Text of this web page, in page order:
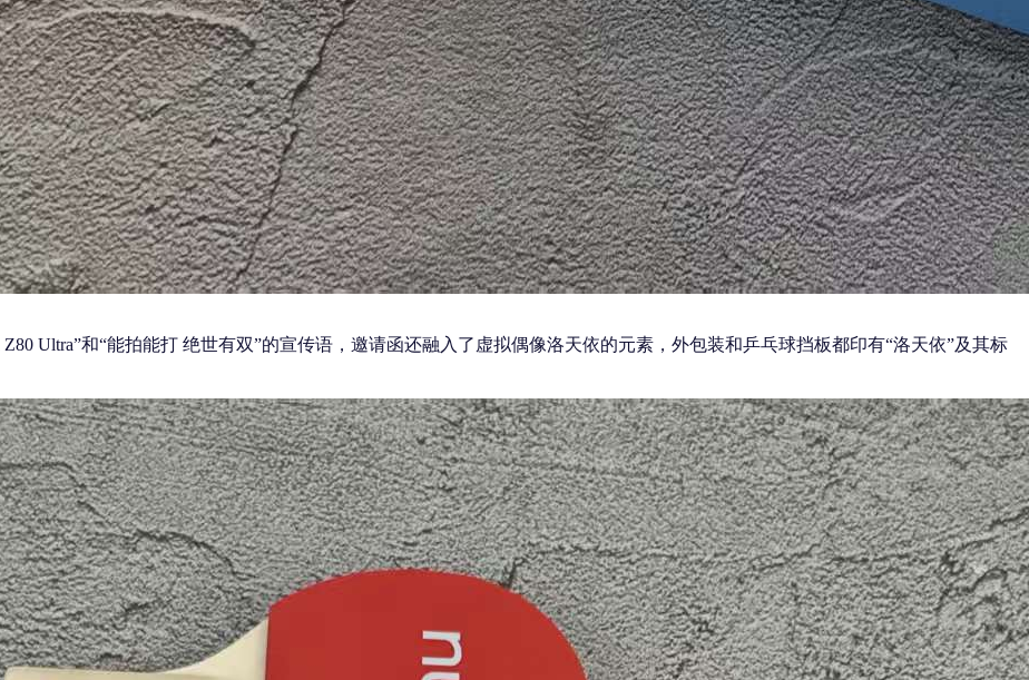
Ultra”和“能拍能打 绝世有双”的宣传语，邀请函还融入了虚拟偶像洛天依的元素，外包装和乒乓球挡板都印有“洛天依”及其标